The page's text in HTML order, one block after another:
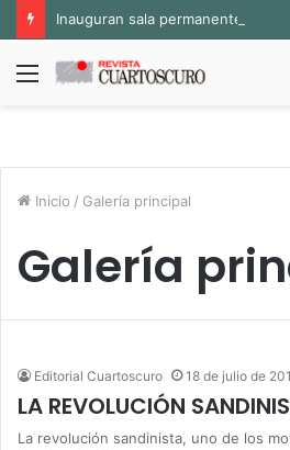
Menú
Inicio / Galería principal
Galería
Editorial Cuartoscuro 18 de julio de
LA REVOLUCIÓN
La revolución sandinista, uno de los